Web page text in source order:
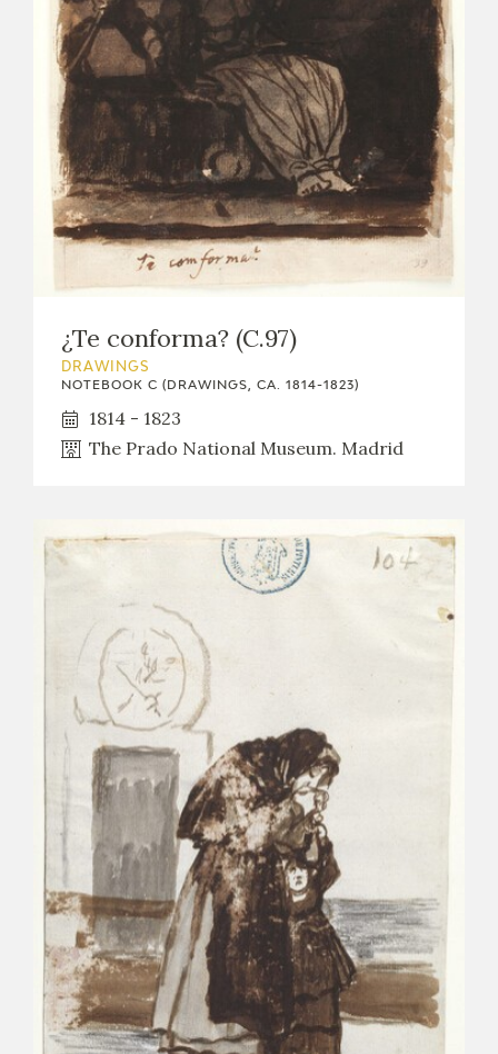
¿Te conforma? (C.97)
DRAWINGS
NOTEBOOK C (DRAWINGS, CA. 1814-1823)
1814 - 1823
The Prado National Museum. Madrid